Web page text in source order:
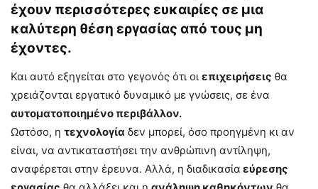
έχουν περισσότερες ευκαιρίες σε μια
καλύτερη θέση εργασίας από τους μη
έχοντες.
Και αυτό εξηγείται στο γεγονός ότι οι επιχειρήσεις θα
χρειάζονται εργατικό δυναμικό με γνώσεις, σε ένα
αυτοματοποιημένο περιβάλλον.
Ωστόσο, η τεχνολογία δεν μπορεί, όσο προηγμένη κι αν
είναι, να αντικαταστήσει την ανθρώπινη αντίληψη,
αναφέρεται στην έρευνα. Αλλά, η διαδικασία εύρεσης